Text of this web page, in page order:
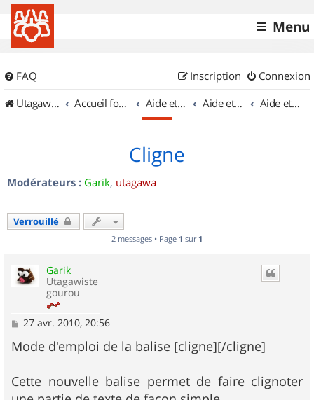
Menu
FAQ Connexion
Inscription
UtagawaVTT (Randos VTT et VTTAE avec traces GPS)
Accueil forum Aide et documentation Aide et documentation Aide et documentation des balises
Cligne
Modérateurs : Garik, utagawa
Verrouillé
2 messages • Page 1 sur 1
Garik
Utagawiste
gourou
M
s
s
g
e
27 avr. 2010, 20:56
Mode d'emploi de la balise [cligne][/cligne]
Cette nouvelle balise permet de faire clignoter